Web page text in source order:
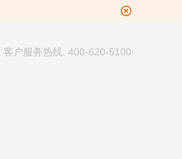
客户服务热线: 400-620-5100